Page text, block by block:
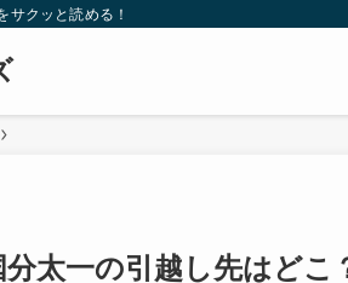
サクッと読める！
分太一の引越し先はど